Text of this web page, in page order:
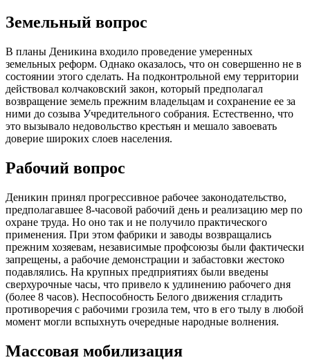
Земельный вопрос
В планы Деникина входило проведение умеренных
земельных реформ. Однако оказалось, что он совершенно не в
состоянии этого сделать. На подконтрольной ему территории
действовал колчаковский закон, который предполагал
возвращение земель прежним владельцам и сохранение ее за
ними до созыва Учредительного собрания. Естественно, что
это вызывало недовольство крестьян и мешало завоевать
доверие широких слоев населения.
Рабочий вопрос
Деникин принял прогрессивное рабочее законодательство,
предполагавшее 8-часовой рабочий день и реализацию мер по
охране труда. Но оно так и не получило практического
применения. При этом фабрики и заводы возвращались
прежним хозяевам, независимые профсоюзы были фактически
запрещены, а рабочие демонстрации и забастовки жестоко
подавлялись. На крупных предприятиях были введены
сверхурочные часы, что привело к удлинению рабочего дня
(более 8 часов). Неспособность Белого движения сгладить
противоречия с рабочими грозила тем, что в его тылу в любой
момент могли вспыхнуть очередные народные волнения.
Массовая мобилизация